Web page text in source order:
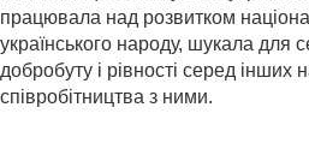
працювала над розвитком
українського народу, шукала для
добробуту і рівності серед інших
співробітництва з ними.